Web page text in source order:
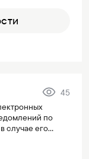
45
по
случае его